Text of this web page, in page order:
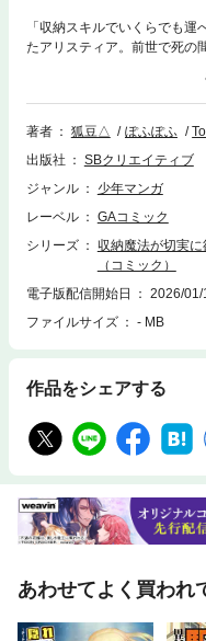
「収納スキルでいくらでも
たアリスティア。前世で死の
限の収納スキル】と【チート
家族や友達に囲まれ、その
で第二の人生を健やかに謳歌
著者
狐豆△ ぽふぽふ
出版社
SBクリエイティブ
ジャンル
少年マンガ
レーベル
GAコミック
シリーズ
収納魔法が切実
（コミック）
電子版配信開始日
2026/01/
ファイルサイズ
- MB
作品をシェアする
あわせてよく買われ